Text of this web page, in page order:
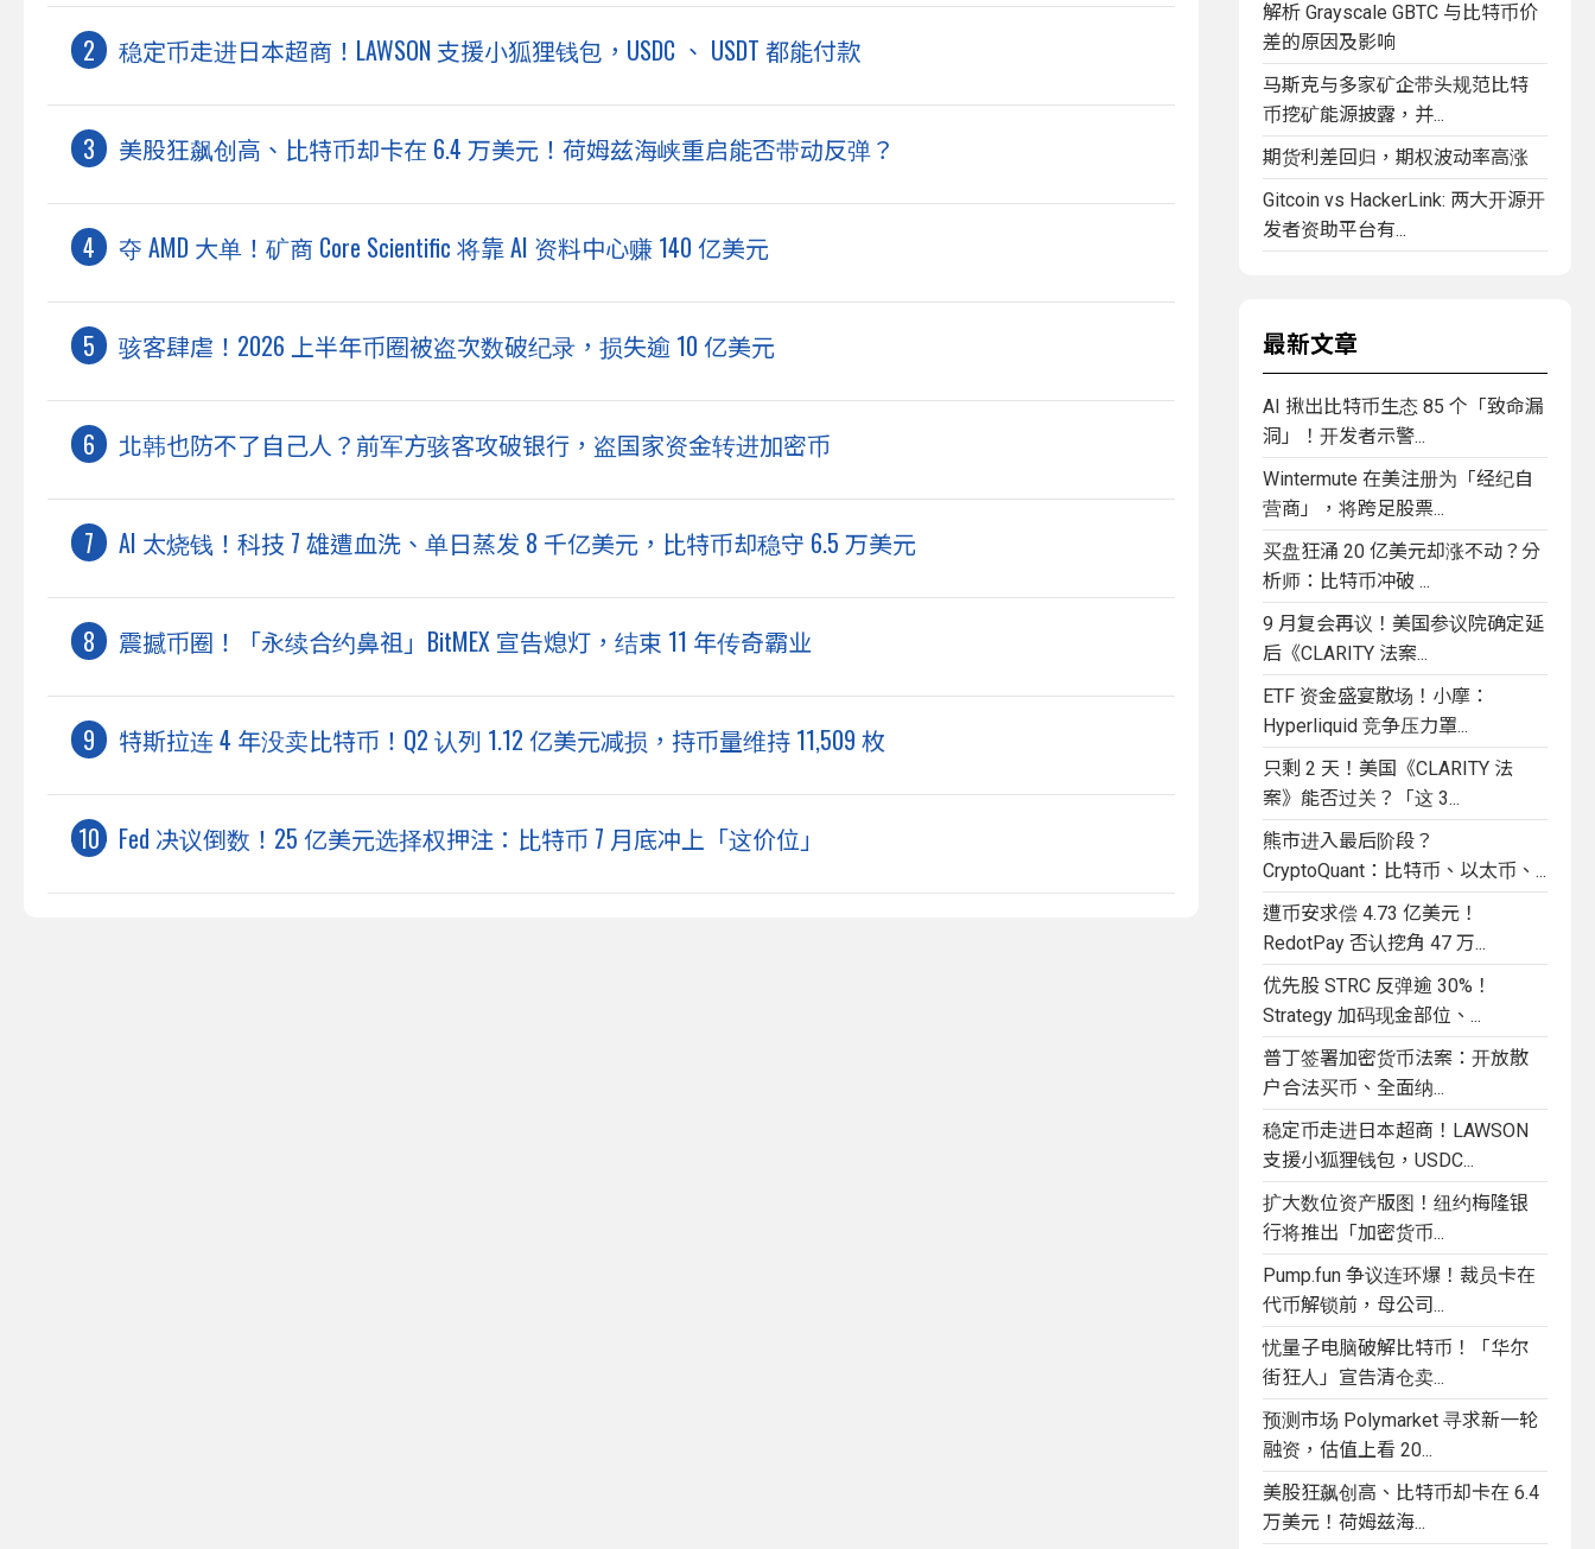
稳定币走进日本超商！LAWSON 支援小狐狸钱包，USDC 、 USDT 都能付款
美股狂飙创高、比特币却卡在 6.4 万美元！荷姆兹海峡重启能否带动反弹？
夺 AMD 大单！矿商 Core Scientific 将靠 AI 资料中心赚 140 亿美元
骇客肆虐！2026 上半年币圈被盗次数破纪录，损失逾 10 亿美元
北韩也防不了自己人？前军方骇客攻破银行，盗国家资金转进加密币
AI 太烧钱！科技 7 雄遭血洗、单日蒸发 8 千亿美元，比特币却稳守 6.5 万美元
震撼币圈！「永续合约鼻祖」BitMEX 宣告熄灯，结束 11 年传奇霸业
特斯拉连 4 年没卖比特币！Q2 认列 1.12 亿美元减损，持币量维持 11,509 枚
Fed 决议倒数！25 亿美元选择权押注：比特币 7 月底冲上「这价位」
解析 Grayscale GBTC 与比特币价
差的原因及影响
马斯克与多家矿企带头规范比特
币挖矿能源披露，并...
期货利差回归，期权波动率高涨
Gitcoin vs HackerLink: 两大开源开
发者资助平台有...
最新文章
AI 揪出比特币生态 85 个「致命漏
洞」！开发者示警...
Wintermute 在美注册为「经纪自
营商」，将跨足股票...
买盘狂涌 20 亿美元却涨不动？分
析师：比特币冲破 ...
9 月复会再议！美国参议院确定延
后《CLARITY 法案...
ETF 资金盛宴散场！小摩：
Hyperliquid 竞争压力罩...
只剩 2 天！美国《CLARITY 法
案》能否过关？「这 3...
熊市进入最后阶段？
CryptoQuant：比特币、以太币、...
遭币安求偿 4.73 亿美元！
RedotPay 否认挖角 47 万...
优先股 STRC 反弹逾 30%！
Strategy 加码现金部位、...
普丁签署加密货币法案：开放散
户合法买币、全面纳...
稳定币走进日本超商！LAWSON
支援小狐狸钱包，USDC...
扩大数位资产版图！纽约梅隆银
行将推出「加密货币...
Pump.fun 争议连环爆！裁员卡在
代币解锁前，母公司...
忧量子电脑破解比特币！「华尔
街狂人」宣告清仓卖...
预测市场 Polymarket 寻求新一轮
融资，估值上看 20...
美股狂飙创高、比特币却卡在 6.4
万美元！荷姆兹海...